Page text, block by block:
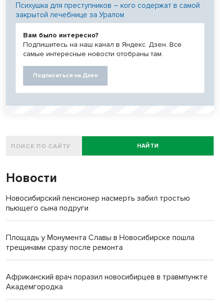
Психушка для преступников – кого содержат в самой
закрытой лечебнице за Уралом
Вам было интересно?
Подпишитесь на наш канал в Яндекс. Дзен. Все
самые интересные новости отобраны там.
Подписаться на Дзен
НАЙТИ
Новости
Новосибирский пенсионер насмерть забил тростью
пьющего сына подруги
Площадь у Монумента Славы в Новосибирске пошла
трещинами сразу после ремонта
Африканский врач поразил новосибирцев в травмпункте
Академгородка